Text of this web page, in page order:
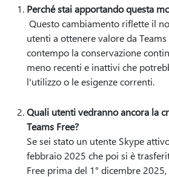
Perché stai apportando questa
Questo cambiamento riflette il
utenti a ottenere valore da
contempo la conservazione
meno recenti e inattivi che
l'utilizzo o le esigenze correnti.
Quali utenti vedranno ancora la
Teams Free?
Se sei stato un utente Skype
febbraio 2025 che poi si è
Free prima del 1° dicembre